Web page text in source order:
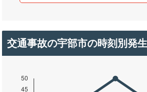
交通事故の宇部市の時刻別発